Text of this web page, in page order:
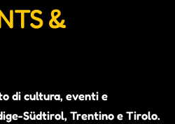
&
di cultura, eventi e
Südtirol, Trentino e Tirolo.